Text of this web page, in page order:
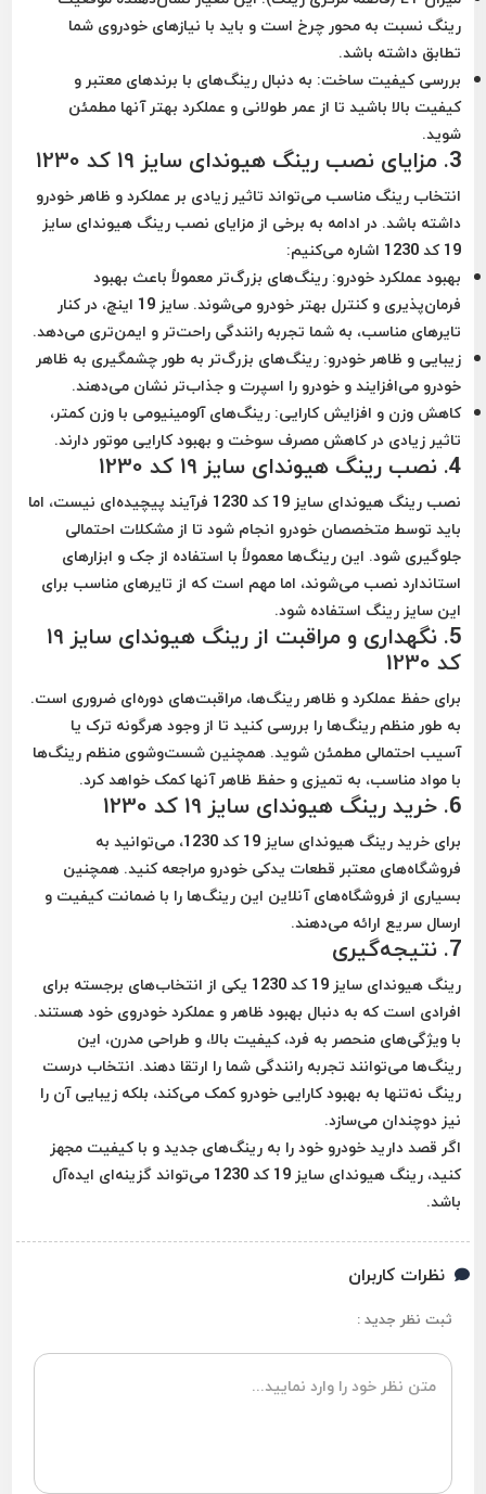
رینگ نسبت به محور چرخ است و باید با نیازهای خودروی شما
تطابق داشته باشد.
بررسی کیفیت ساخت: به دنبال رینگ‌های با برندهای معتبر و
کیفیت بالا باشید تا از عمر طولانی و عملکرد بهتر آنها مطمئن
شوید.
3. مزایای نصب رینگ هیوندای سایز 19 کد 1230
انتخاب رینگ مناسب می‌تواند تاثیر زیادی بر عملکرد و ظاهر خودرو
داشته باشد. در ادامه به برخی از مزایای نصب رینگ هیوندای سایز
19 کد 1230 اشاره می‌کنیم:
بهبود عملکرد خودرو: رینگ‌های بزرگ‌تر معمولاً باعث بهبود
فرمان‌پذیری و کنترل بهتر خودرو می‌شوند. سایز 19 اینچ، در کنار
تایرهای مناسب، به شما تجربه رانندگی راحت‌تر و ایمن‌تری می‌دهد.
زیبایی و ظاهر خودرو: رینگ‌های بزرگ‌تر به طور چشمگیری به ظاهر
خودرو می‌افزایند و خودرو را اسپرت و جذاب‌تر نشان می‌دهند.
کاهش وزن و افزایش کارایی: رینگ‌های آلومینیومی با وزن کمتر،
تاثیر زیادی در کاهش مصرف سوخت و بهبود کارایی موتور دارند.
4. نصب رینگ هیوندای سایز 19 کد 1230
نصب رینگ هیوندای سایز 19 کد 1230 فرآیند پیچیده‌ای نیست، اما
باید توسط متخصصان خودرو انجام شود تا از مشکلات احتمالی
جلوگیری شود. این رینگ‌ها معمولاً با استفاده از جک و ابزارهای
استاندارد نصب می‌شوند، اما مهم است که از تایرهای مناسب برای
این سایز رینگ استفاده شود.
5. نگهداری و مراقبت از رینگ هیوندای سایز 19
کد 1230
برای حفظ عملکرد و ظاهر رینگ‌ها، مراقبت‌های دوره‌ای ضروری است.
به طور منظم رینگ‌ها را بررسی کنید تا از وجود هرگونه ترک یا
آسیب احتمالی مطمئن شوید. همچنین شست‌وشوی منظم رینگ‌ها
با مواد مناسب، به تمیزی و حفظ ظاهر آنها کمک خواهد کرد.
6. خرید رینگ هیوندای سایز 19 کد 1230
برای خرید رینگ هیوندای سایز 19 کد 1230، می‌توانید به
فروشگاه‌های معتبر قطعات یدکی خودرو مراجعه کنید. همچنین
بسیاری از فروشگاه‌های آنلاین این رینگ‌ها را با ضمانت کیفیت و
ارسال سریع ارائه می‌دهند.
7. نتیجه‌گیری
رینگ هیوندای سایز 19 کد 1230 یکی از انتخاب‌های برجسته برای
افرادی است که به دنبال بهبود ظاهر و عملکرد خودروی خود هستند.
با ویژگی‌های منحصر به فرد، کیفیت بالا، و طراحی مدرن، این
رینگ‌ها می‌توانند تجربه رانندگی شما را ارتقا دهند. انتخاب درست
رینگ نه‌تنها به بهبود کارایی خودرو کمک می‌کند، بلکه زیبایی آن را
نیز دوچندان می‌سازد.
اگر قصد دارید خودرو خود را به رینگ‌های جدید و با کیفیت مجهز
کنید، رینگ هیوندای سایز 19 کد 1230 می‌تواند گزینه‌ای ایده‌آل
باشد.
نظرات کاربران
ثبت نظر جدید :